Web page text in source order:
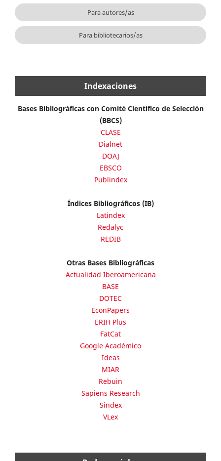
Para autores/as
Para bibliotecarios/as
Indexaciones
Bases Bibliográficas con Comité Científico de Selección
(BBCS)
CLASE
Dialnet
DOAJ
EBSCO
Publindex
Índices Bibliográficos (IB)
Latindex
Redalyc
REDIB
Otras Bases Bibliográficas
Actualidad Iberoamericana
BASE
DOTEC
EconPapers
ERIH Plus
FatCat
Google Académico
Ideas
MIAR
Rebuin
Sapiens Research
Sindex
VLex